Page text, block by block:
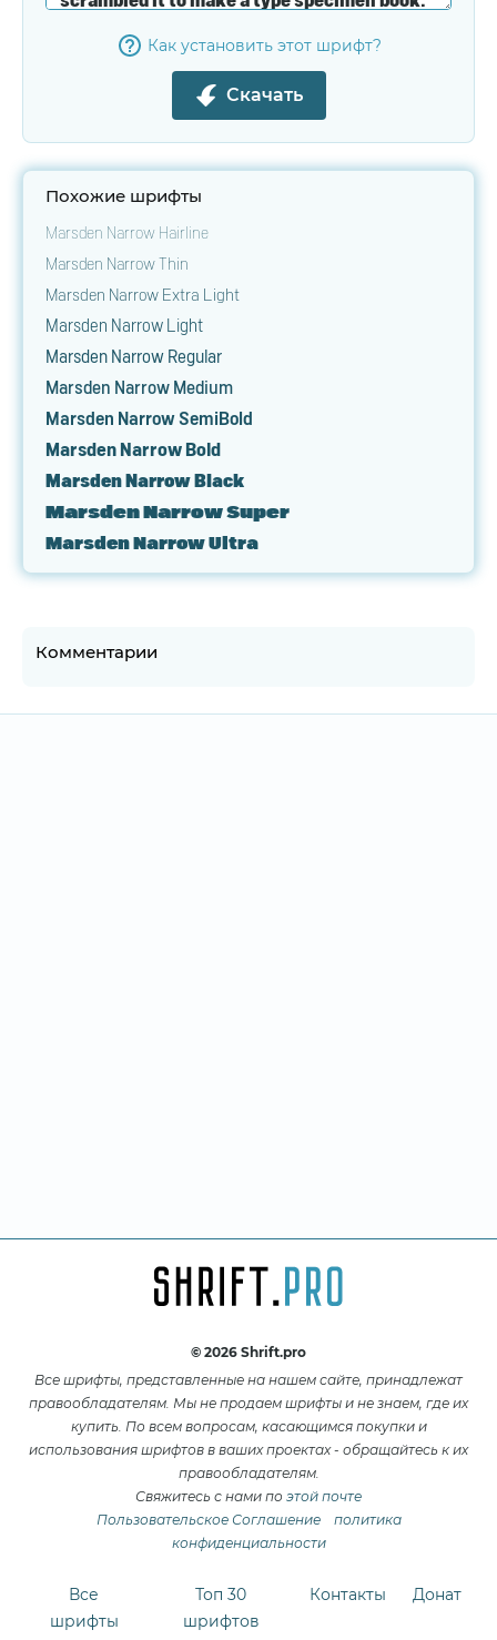
Как установить этот шрифт?
Скачать
Похожие шрифты
Marsden Narrow Hairline
Marsden Narrow Thin
Marsden Narrow Extra Light
Marsden Narrow Light
Marsden Narrow Regular
Marsden Narrow Medium
Marsden Narrow SemiBold
Marsden Narrow Bold
Marsden Narrow Black
Marsden Narrow Super
Marsden Narrow Ultra
Комментарии
© 2026 Shrift.pro
Все шрифты, представленные на нашем сайте, принадлежат
правообладателям. Мы не продаем шрифты и не знаем, где их
купить. По всем вопросам, касающимся покупки и
использования шрифтов в ваших проектах - обращайтесь к их
правообладателям.
Свяжитесь с нами по этой почте
Пользовательское Соглашение
политика
конфиденциальности
Все
шрифты
Топ 30
шрифтов
Контакты Донат